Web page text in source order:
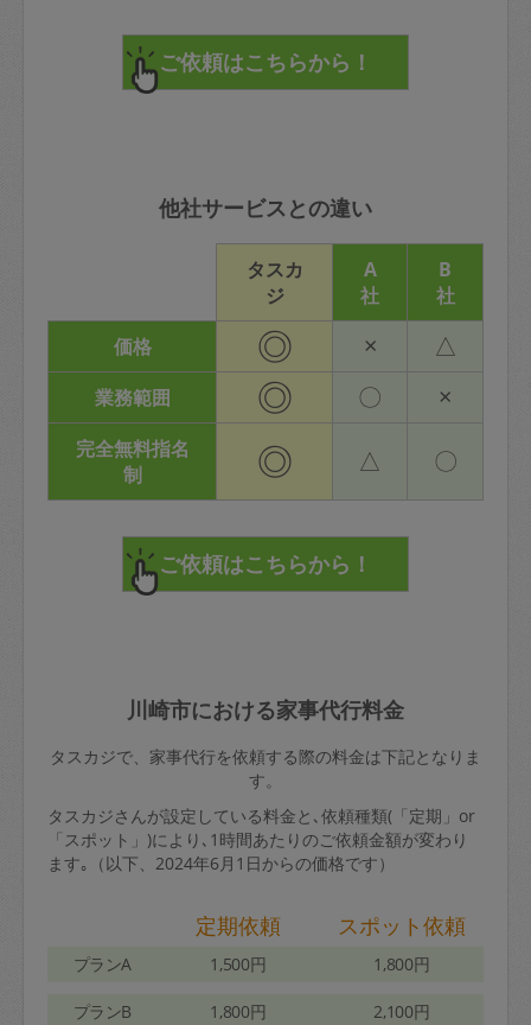
他社サービスとの違い
タスカ
ジ
A
社
B
社
価格
◎ × △
業務範囲 ◎ 〇 ×
完全無料指名
制
◎ △ 〇
川崎市における家事代行料金
タスカジで、家事代行を依頼する際の料金は下記となりま
す。
タスカジさんが設定している料金と､依頼種類(「定期」or
「スポット」)により､1時間あたりのご依頼金額が変わり
ます｡（以下、2024年6月1日からの価格です）
定期依頼 スポット依頼
プランA 1,500円 1,800円
プランB 1,800円 2,100円